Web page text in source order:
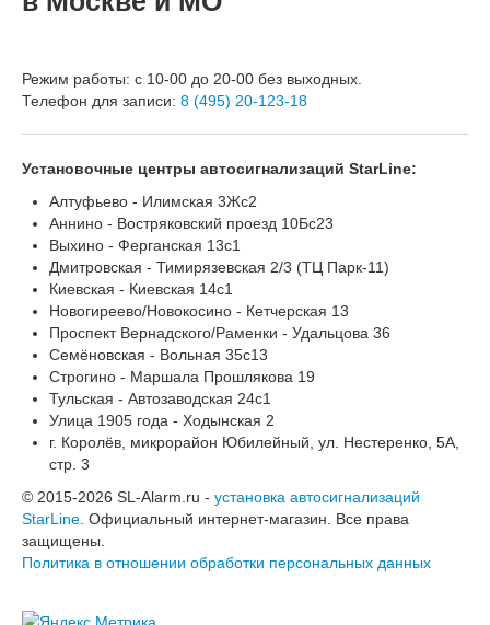
Режим работы: с 10-00 до 20-00 без выходных.
Телефон для записи: 8 (495) 20-123-18
Установочные центры автосигнализаций StarLine:
Алтуфьево - Илимская 3Жс2
Аннино - Востряковский проезд 10Бс23
Выхино - Ферганская 13с1
Дмитровская - Тимирязевская 2/3 (ТЦ Парк-11)
Киевская - Киевская 14с1
Новогиреево/Новокосино - Кетчерская 13
Проспект Вернадского/Раменки - Удальцова 36
Семёновская - Вольная 35с13
Строгино - Маршала Прошлякова 19
Тульская - Автозаводская 24с1
Улица 1905 года - Ходынская 2
г. Королёв, микрорайон Юбилейный, ул. Нестеренко, 5А,
стр. 3
© 2015-2026 SL-Alarm.ru - установка автосигнализаций
StarLine . Официальный интернет-магазин. Все права
защищены.
Политика в отношении обработки персональных данных